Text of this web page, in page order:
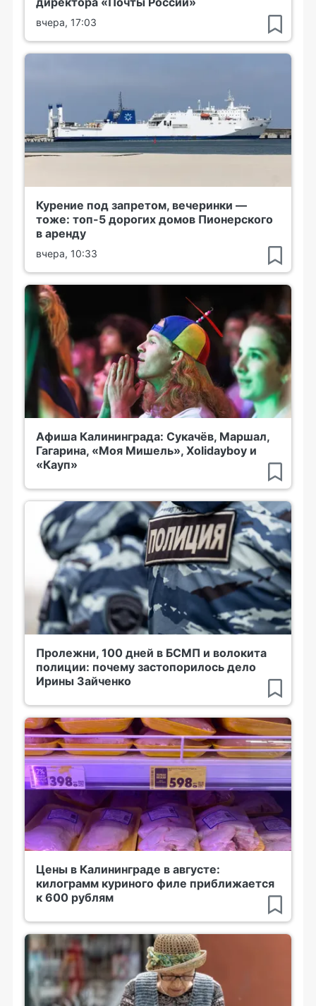
вчера, 17:03
Курение под запретом, вечеринки —
тоже: топ-5 дорогих домов Пионерского
в аренду
вчера, 10:33
Афиша Калининграда: Сукачёв, Маршал,
Гагарина, «Моя Мишель», Xolidayboy и
«Кауп»
Пролежни, 100 дней в БСМП и волокита
полиции: почему застопорилось дело
Ирины Зайченко
Цены в Калининграде в августе:
килограмм куриного филе приближается
к 600 рублям